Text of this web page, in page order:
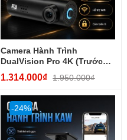
Camera Hành Trình
DualVision Pro 4K (Trước
Sau) Màu Đen, Siêu Nét,
Cảm...
1.314.000₫ 1.950.000₫
-24%